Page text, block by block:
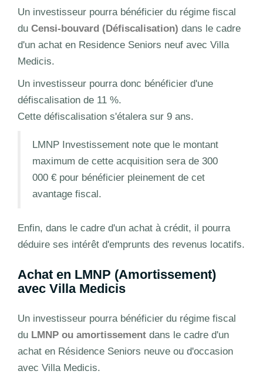
Un investisseur pourra bénéficier du régime fiscal
du Censi-bouvard (Défiscalisation) dans le cadre
d'un achat en Residence Seniors neuf avec Villa
Medicis.
Un investisseur pourra donc bénéficier d'une
défiscalisation de 11 %.
Cette défiscalisation s'étalera sur 9 ans.
LMNP Investissement note que le montant
maximum de cette acquisition sera de 300
000 € pour bénéficier pleinement de cet
avantage fiscal.
Enfin, dans le cadre d'un achat à crédit, il pourra
déduire ses intérêt d'emprunts des revenus locatifs.
Achat en LMNP (Amortissement)
avec Villa Medicis
Un investisseur pourra bénéficier du régime fiscal
du LMNP ou amortissement dans le cadre d'un
achat en Résidence Seniors neuve ou d'occasion
avec Villa Medicis.